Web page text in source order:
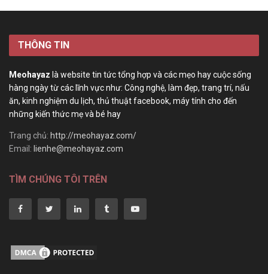
THÔNG TIN
Meohayaz là website tin tức tổng hợp và các mẹo hay cuộc sống
hàng ngày từ các lĩnh vực như: Công nghệ, làm đẹp, trang trí, nấu
ăn, kinh nghiệm du lịch, thủ thuật facebook, máy tính cho đến
những kiến thức mẹ và bé hay
Trang chủ: http://meohayaz.com/
Email: lienhe@meohayaz.com
TÌM CHÚNG TÔI TRÊN